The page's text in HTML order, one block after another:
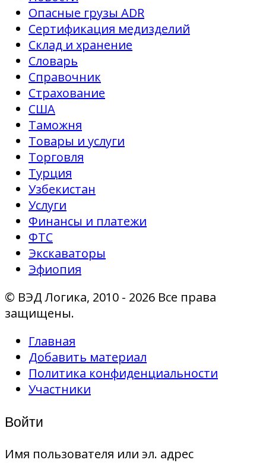
Опасные грузы ADR
Сертификация медизделий
Склад и хранение
Словарь
Справочник
Страхование
США
Таможня
Товары и услуги
Торговля
Турция
Узбекистан
Услуги
Финансы и платежи
ФТС
Экскаваторы
Эфиопия
© ВЭД Логика, 2010 - 2026 Все права
защищены.
Главная
Добавить материал
Политика конфиденциальности
Участники
Войти
Имя пользователя или эл. адрес